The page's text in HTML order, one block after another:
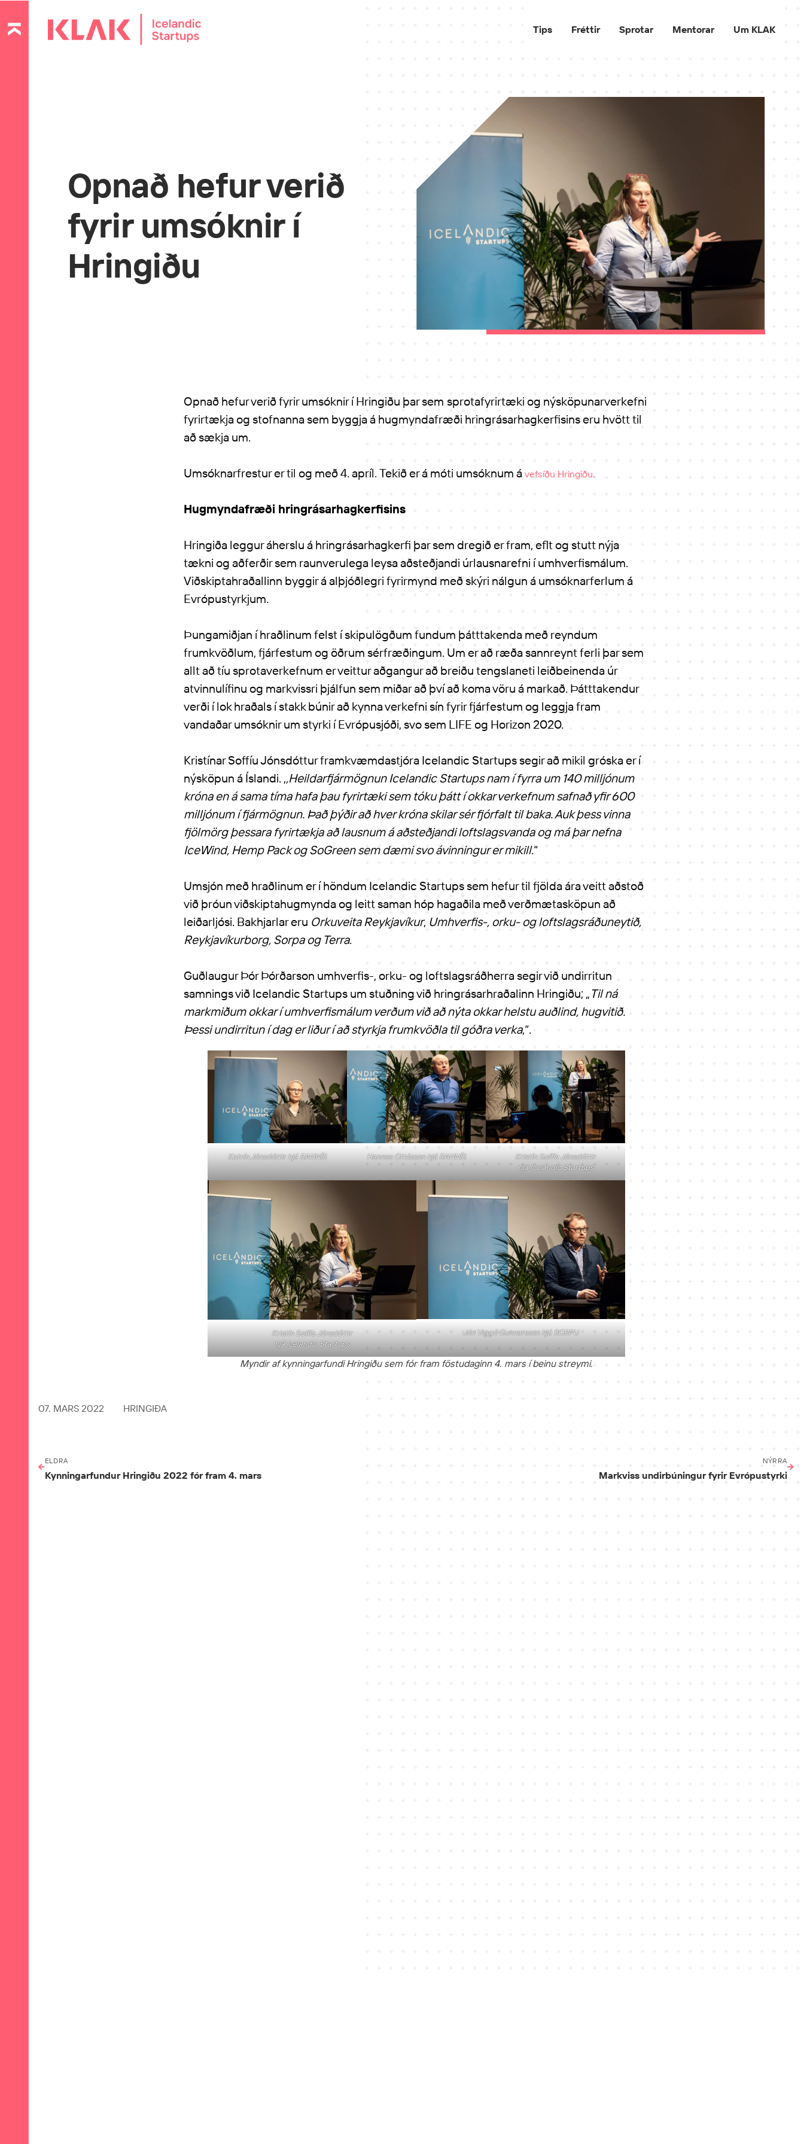
Tips Fréttir Sprotar Mentorar Um KLAK
Opnað hefur verið
fyrir umsóknir í
Hringiðu
Opnað hefur verið fyrir umsóknir í Hringiðu þar sem sprotafyrirtæki og nýsköpunarverkefni
fyrirtækja og stofnanna sem byggja á hugmyndafræði hringrásarhagkerfisins eru hvött til
að sækja um.
Umsóknarfrestur er til og með 4. apríl. Tekið er á móti umsóknum ávefsíðu Hringiðu.
Hugmyndafræði hringrásarhagkerfisins
Hringiða leggur áherslu á hringrásarhagkerfi þar sem dregið er fram, eflt og stutt nýja
tækni og aðferðir sem raunverulega leysa aðsteðjandi úrlausnarefni í umhverfismálum.
Viðskiptahraðallinn byggir á alþjóðlegri fyrirmynd með skýri nálgun á umsóknarferlum á
Evrópustyrkjum.
Þungamiðjan í hraðlinum felst í skipulögðum fundum þátttakenda með reyndum
frumkvöðlum, fjárfestum og öðrum sérfræðingum. Um er að ræða sannreynt ferli þar sem
allt að tíu sprotaverkefnum er veittur aðgangur að breiðu tengslaneti leiðbeinenda úr
atvinnulífinu og markvissri þjálfun sem miðar að því að koma vöru á markað. Þátttakendur
verði í lok hraðals í stakk búnir að kynna verkefni sín fyrir fjárfestum og leggja fram
vandaðar umsóknir um styrki í Evrópusjóði, svo sem LIFE og Horizon 2020.
Kristínar Soffíu Jónsdóttur framkvæmdastjóra Icelandic Startups segir að mikil gróska er í
nýsköpun á Íslandi. ,,Heildarfjármögnun Icelandic Startups nam í fyrra um 140 milljónum
króna en á sama tíma hafa þau fyrirtæki sem tóku þátt í okkar verkefnum safnað yfir 600
milljónum í fjármögnun. Það þýðir að hver króna skilar sér fjórfalt til baka. Auk þess vinna
fjölmörg þessara fyrirtækja að lausnum á aðsteðjandi loftslagsvanda og má þar nefna
IceWind, Hemp Pack og SoGreen sem dæmi svo ávinningur er mikill.“
Umsjón með hraðlinum er í höndum Icelandic Startups sem hefur til fjölda ára veitt aðstoð
við þróun viðskiptahugmynda og leitt saman hóp hagaðila með verðmætasköpun að
leiðarljósi. Bakhjarlar eru Orkuveita Reykjavíkur, Umhverfis-, orku- og loftslagsráðuneytið,
Reykjavíkurborg, Sorpa og Terra.
Guðlaugur Þór Þórðarson umhverfis-, orku- og loftslagsráðherra segir við undirritun
samnings við Icelandic Startups um stuðning við hringrásarhraðalinn Hringiðu; „Til ná
markmiðum okkar í umhverfismálum verðum við að nýta okkar helstu auðlind, hugvitið.
Þessi undirritun í dag er liður í að styrkja frumkvöðla til góðra verka,“.
Katrín Jónsdóttir hjá RANNÍS Hannes Ottósson hjá RANNÍS
Kristín Soffía Jónsdóttir
hjá Icelandic Startups
Kristín Soffía Jónsdóttir
hjá Icelandic Startups
Jón Viggó Gunnarsson hjá SORPU
Myndir af kynningarfundi Hringiðu sem fór fram föstudaginn 4. mars í beinu streymi.
07. MARS 2022 HRINGIÐA
ELDRA
Kynningarfundur Hringiðu 2022 fór fram 4. mars
NÝRRA
Markviss undirbúningur fyrir Evrópustyrki